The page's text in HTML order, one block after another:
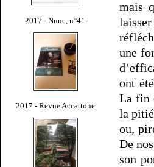
2017 - Nunc, n°41
2017 - Revue Accattone
mais
une
ont
La fin
la
ou,
De
son